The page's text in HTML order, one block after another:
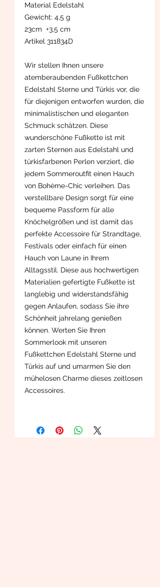
Material Edelstahl
Gewicht: 4,5 g
23cm +3,5 cm
Artikel 311834D
Wir stellen Ihnen unsere
atemberaubenden Fußkettchen
Edelstahl Sterne und Türkis vor, die
für diejenigen entworfen wurden, die
minimalistischen und eleganten
Schmuck schätzen. Diese
wunderschöne Fußkette ist mit
zarten Sternen aus Edelstahl und
türkisfarbenen Perlen verziert, die
jedem Sommeroutfit einen Hauch
von Bohème-Chic verleihen. Das
verstellbare Design sorgt für eine
bequeme Passform für alle
Knöchelgrößen und ist damit das
perfekte Accessoire für Strandtage,
Festivals oder einfach für einen
Hauch von Laune in Ihrem
Alltagsstil. Diese aus hochwertigen
Materialien gefertigte Fußkette ist
langlebig und widerstandsfähig
gegen Anlaufen, sodass Sie ihre
Schönheit jahrelang genießen
können. Werten Sie Ihren
Sommerlook mit unseren
Fußkettchen Edelstahl Sterne und
Türkis auf und umarmen Sie den
mühelosen Charme dieses zeitlosen
Accessoires.